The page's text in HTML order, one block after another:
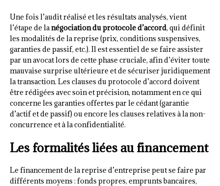
Une fois l’audit réalisé et les résultats analysés, vient
l’étape de lanégociation du protocole d’accord, qui définit
les modalités de la reprise (prix, conditions suspensives,
garanties de passif, etc.). Il est essentiel de se faire assister
par un avocat lors de cette phase cruciale, afin d’éviter toute
mauvaise surprise ultérieure et de sécuriser juridiquement
la transaction. Les clauses du protocole d’accord doivent
être rédigées avec soin et précision, notamment en ce qui
concerne les garanties offertes par le cédant (garantie
d’actif et de passif) ou encore les clauses relatives à la non-
concurrence et à la confidentialité.
Les formalités liées au financement
Le financement de la reprise d’entreprise peut se faire par
différents moyens : fonds propres, emprunts bancaires,